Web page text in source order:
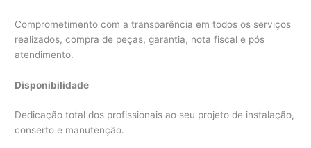
Comprometimento com a transparência em todos os serviços
realizados, compra de peças, garantia, nota fiscal e pós
atendimento.
Disponibilidade
Dedicação total dos profissionais ao seu projeto de instalação,
conserto e manutenção.